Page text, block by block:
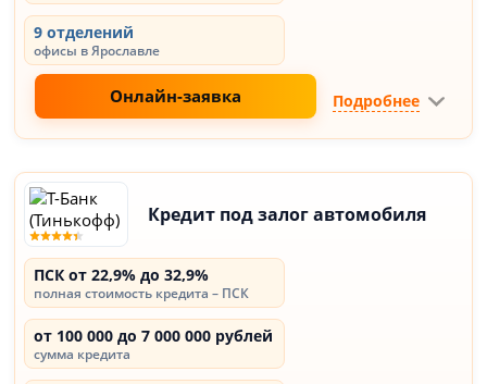
9 отделений
офисы в Ярославле
Онлайн-заявка Подробнее
Кредит под залог автомобиля
ПСК от 22,9% до 32,9%
полная стоимость кредита – ПСК
от 100 000 до 7 000 000 рублей
сумма кредита